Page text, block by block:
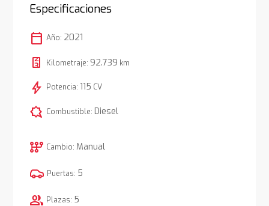
Especificaciones
calendar_today Año: 2021
Kilometraje: 92.739 km
bolt Potencia: 115 CV
comic_bubble Combustible: Diesel
auto_transmission Cambio: Manual
Puertas: 5
group Plazas: 5